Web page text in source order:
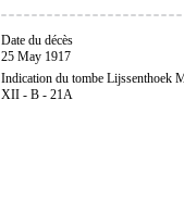
Date du décès
25 May 1917
Indication du tombe Lijssenthoek
XII - B - 21A